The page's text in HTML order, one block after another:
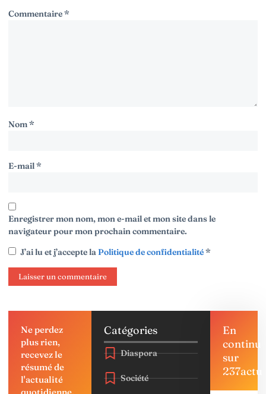
Commentaire*
Nom*
E-mail*
Enregistrer mon nom, mon e-mail et mon site dans le
navigateur pour mon prochain commentaire.
J’ai lu et j’accepte laPolitique de confidentialité*
Ne perdez
plus rien,
recevez le
résumé de
l'actualité
Catégories
Diaspora
Société
En
continu
sur
237actu